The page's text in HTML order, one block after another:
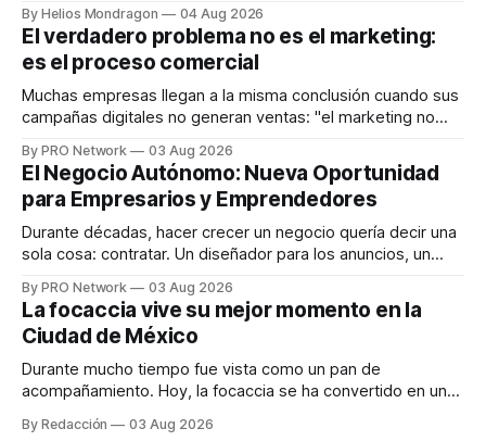
dispositivos inteligentes, inteligencia artificial y monitoreo
en tiempo real para ayudar a las personas a tomar mejores
decisiones sobre su salud metabólica. Su propuesta busca
responder
By Helios Mondragon 04 Aug 2026
El verdadero problema no es el marketing:
es el proceso comercial
Muchas empresas llegan a la misma conclusión cuando sus
campañas digitales no generan ventas: "el marketing no
INTERIUS, el problema suele estar en otro lugar. Durante
una entrevista para el podcast SER PRO, el especialista en
marketing digital explicó que
By PRO Network 03 Aug 2026
El Negocio Autónomo: Nueva Oportunidad
para Empresarios y Emprendedores
Durante décadas, hacer crecer un negocio quería decir una
sola cosa: contratar. Un diseñador para los anuncios, un
para los textos, alguien que supiera de publicidad digital
para encontrar prospectos, un vendedor para atender
llamadas y mensajes, y —con suerte— una persona
By PRO Network 03 Aug 2026
La focaccia vive su mejor momento en la
Ciudad de México
Durante mucho tiempo fue vista como un pan de
acompañamiento. Hoy, la focaccia se ha convertido en uno
artesanal, ingredientes de calidad y experiencias que
By Redacción 03 Aug 2026